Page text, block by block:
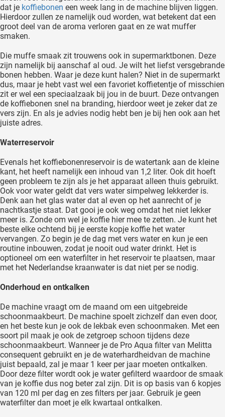
dat je koffiebonen een week lang in de machine blijven liggen.
Hierdoor zullen ze namelijk oud worden, wat betekent dat een
groot deel van de aroma verloren gaat en ze wat muffer
smaken.
Die muffe smaak zit trouwens ook in supermarktbonen. Deze
zijn namelijk bij aanschaf al oud. Je wilt het liefst versgebrande
bonen hebben. Waar je deze kunt halen? Niet in de supermarkt
dus, maar je hebt vast wel een favoriet koffietentje of misschien
zit er wel een speciaalzaak bij jou in de buurt. Deze ontvangen
de koffiebonen snel na branding, hierdoor weet je zeker dat ze
vers zijn. En als je advies nodig hebt ben je bij hen ook aan het
juiste adres.
Waterreservoir
Evenals het koffiebonenreservoir is de watertank aan de kleine
kant, het heeft namelijk een inhoud van 1,2 liter. Ook dit hoeft
geen probleem te zijn als je het apparaat alleen thuis gebruikt.
Ook voor water geldt dat vers water simpelweg lekkerder is.
Denk aan het glas water dat al even op het aanrecht of je
nachtkastje staat. Dat gooi je ook weg omdat het niet lekker
meer is. Zonde om wel je koffie hier mee te zetten. Je kunt het
beste elke ochtend bij je eerste kopje koffie het water
vervangen. Zo begin je de dag met vers water en kun je een
routine inbouwen, zodat je nooit oud water drinkt. Het is
optioneel om een waterfilter in het reservoir te plaatsen, maar
met het Nederlandse kraanwater is dat niet per se nodig.
Onderhoud en ontkalken
De machine vraagt om de maand om een uitgebreide
schoonmaakbeurt. De machine spoelt zichzelf dan even door,
en het beste kun je ook de lekbak even schoonmaken. Met een
soort pil maak je ook de zetgroep schoon tijdens deze
schoonmaakbeurt. Wanneer je de Pro Aqua filter van Melitta
consequent gebruikt en je de waterhardheidvan de machine
juist bepaald, zal je maar 1 keer per jaar moeten ontkalken.
Door deze filter wordt ook je water gefilterd waardoor de smaak
van je koffie dus nog beter zal zijn. Dit is op basis van 6 kopjes
van 120 ml per dag en zes filters per jaar. Gebruik je geen
waterfilter dan moet je elk kwartaal ontkalken.